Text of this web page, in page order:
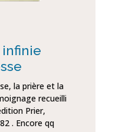
la prière et la
recueilli
Prier,
. Encore qq